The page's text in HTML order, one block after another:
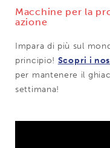
Macchine per la
azione
Impara di più sul
principio! Scopri i
per mantenere il
settimana!